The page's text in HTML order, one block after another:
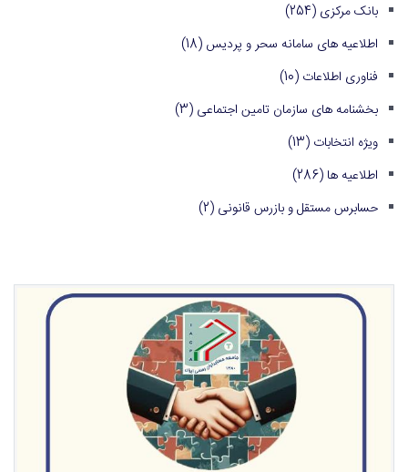
بانک مرکزی (254)
اطلاعیه های سامانه سحر و پردیس (18)
فناوری اطلاعات (10)
بخشنامه های سازمان تامین اجتماعی (3)
ویژه انتخابات (13)
اطلاعیه ها (286)
حسابرس مستقل و بازرس قانونی (2)